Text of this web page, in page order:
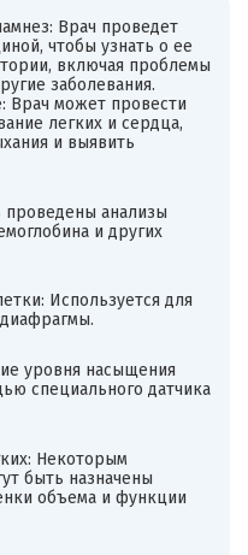
Врач проведет
чтобы узнать о ее
включая проблемы
заболевания.
Врач может провести
легких и сердца,
и выявить
анализы
и других
Используется для
уровня насыщения
специального датчика
Некоторым
быть назначены
объема и функции